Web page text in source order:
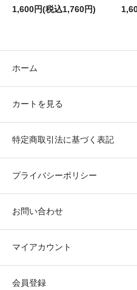
1,600円(税込1,760円)
ホーム
カートを見る
特定商取引法に基づく表記
プライバシーポリシー
お問い合わせ
マイアカウント
会員登録